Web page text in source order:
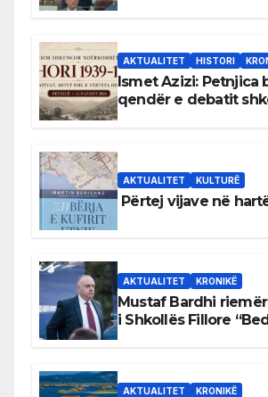
AKTUALITET HISTORI
Ismet Azizi: Petnjica
qendër e debatit
AKTUALITET KULTURË
Përtej vijave në
AKTUALITET KRONIKË
Mustaf Bardhi
i Shkollës Fillore
AKTUALITET KRONIKË